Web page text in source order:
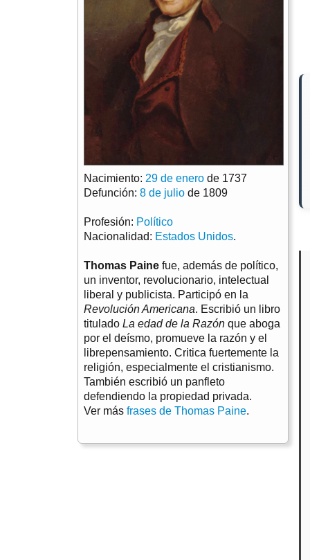
Nacimiento: 29 de enero de 1737
Defunción: 8 de julio de 1809
Profesión: Político
Nacionalidad: Estados Unidos.
Thomas Paine fue, además de político,
un inventor, revolucionario, intelectual
liberal y publicista. Participó en la
Revolución Americana. Escribió un libro
titulado La edad de la Razón que aboga
por el deísmo, promueve la razón y el
librepensamiento. Critica fuertemente la
religión, especialmente el cristianismo.
También escribió un panfleto
defendiendo la propiedad privada.
Ver más frases de Thomas Paine.